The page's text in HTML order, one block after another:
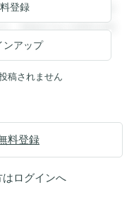
ことができます。登録
。登録すると回答を閲
料登録
ンアップ
稿されません
料登録
はログインへ